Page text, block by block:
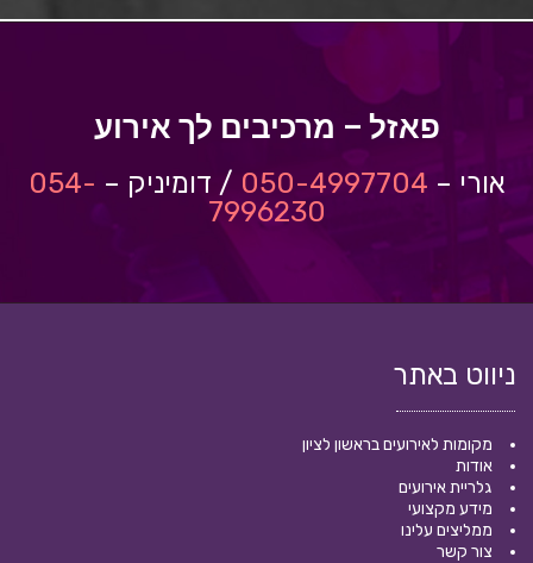
פאזל – מרכיבים לך אירוע
אורי –
050-4997704
/ דומיניק –
054-
7996230
ניווט באתר
מקומות לאירועים בראשון לציון
אודות
גלריית אירועים
מידע מקצועי
ממליצים עלינו
צור קשר